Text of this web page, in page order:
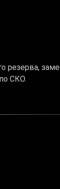
резерва,
СКО.